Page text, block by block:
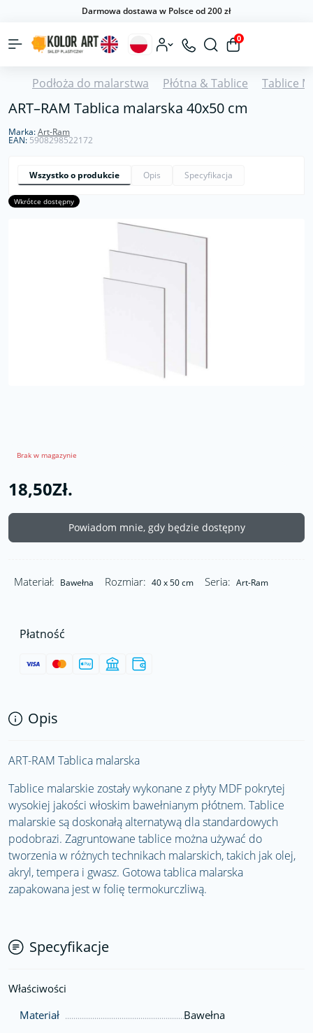
Darmowa dostawa w Polsce od 200 zł
0
Podłoża do malarstwa Płótna & Tablice Tablice
ART–RAM Tablica malarska 40x50 cm
Marka:Art-Ram
EAN: 5908298522172
Wszystko o produkcie Opis Specyfikacja
Wkrótce dostępny
Brak w magazynie
18,50Zł.
Powiadom mnie, gdy będzie dostępny
Materiał: Bawełna Rozmiar: 40 x 50 cm Seria: Art-Ram
Płatność
Opis
ART-RAM Tablica malarska
Tablice malarskie zostały wykonane z płyty MDF pokrytej
wysokiej jakości włoskim bawełnianym płótnem. Tablice
malarskie są doskonałą alternatywą dla standardowych
podobrazi. Zagruntowane tablice można używać do
tworzenia w różnych technikach malarskich, takich jak olej,
akryl, tempera i gwasz. Gotowa tablica malarska
zapakowana jest w folię termokurczliwą.
Specyfikacje
Właściwości
Materiał
Bawełna